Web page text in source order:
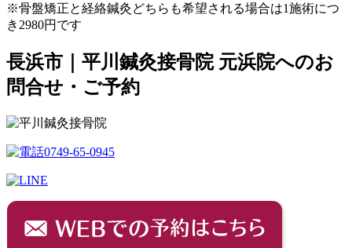
※骨盤矯正と経絡鍼灸どちらも希望される場合は1施術につ
き2980円です
長浜市｜平川鍼灸接骨院 元浜院へのお
問合せ・ご予約